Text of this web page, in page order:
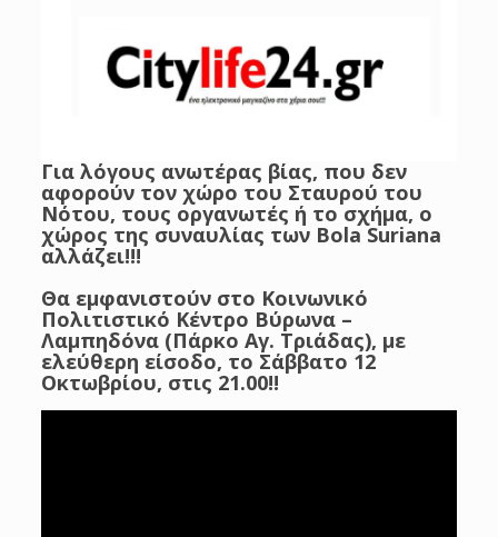
Για λόγους ανωτέρας βίας, που δεν
αφορούν τον χώρο του Σταυρού του
Νότου, τους οργανωτές ή το σχήμα, ο
χώρος της συναυλίας των Bola Suriana
αλλάζει!!!
Θα εμφανιστούν στο Κοινωνικό
Πολιτιστικό Κέντρο Βύρωνα –
Λαμπηδόνα (Πάρκο Αγ. Τριάδας), με
ελεύθερη είσοδο, τo Σάββατο 12
Οκτωβρίου, στις 21.00!!